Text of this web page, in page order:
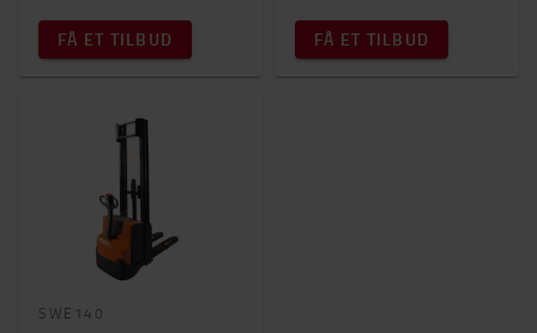
FÅ ET TILBUD FÅ ET TILBUD
SWE140